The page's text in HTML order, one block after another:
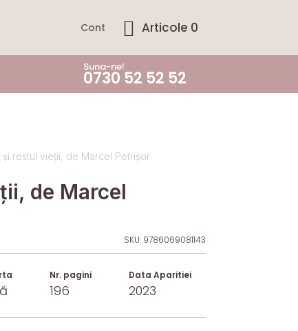
Cont Articole 0
Suna-ne!
0730 52 52 52
restul vieții, de Marcel Petrișor
de Marcel
SKU: 9786069081143
Nr. pagini
196
Data Aparitiei
2023